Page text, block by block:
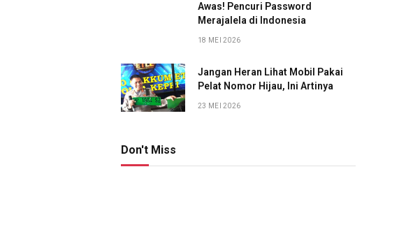
Awas! Pencuri Password
Merajalela di Indonesia
18 MEI 2026
Jangan Heran Lihat Mobil Pakai
Pelat Nomor Hijau, Ini Artinya
23 MEI 2026
Don't Miss